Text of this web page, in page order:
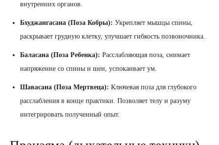
внутренних органов.
Бхуджангасана (Поза Кобры): Укрепляет мышцы спины,
раскрывает грудную клетку, улучшает гибкость позвоночника.
Баласана (Поза Ребенка): Расслабляющая поза, снимает
напряжение со спины и шеи, успокаивает ум.
Шавасана (Поза Мертвеца): Ключевая поза для глубокого
расслабления в конце практики. Позволяет телу и разуму
интегрировать полученный опыт.